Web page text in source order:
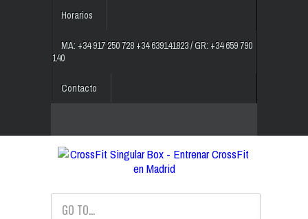
Horarios
MA: +34 917 250 728 +34 639141823 / GR: +34 659 790
140
Contacto
GO TO...